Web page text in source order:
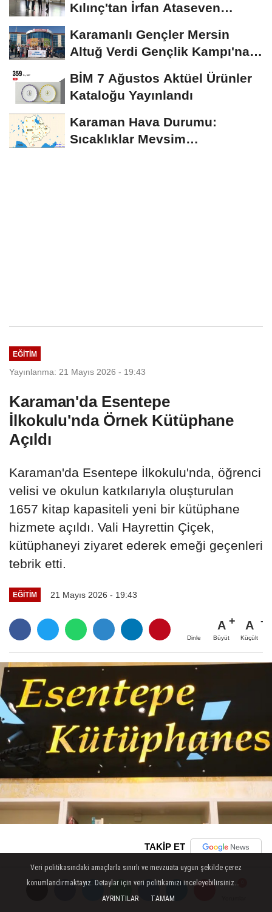
Kılınç'tan İrfan Ataseven
Karamanlı Gençler Mersin
Altuğ Verdi Gençlik Kampı'na
Uğurlandı
BİM 7 Ağustos Aktüel Ürünler
Kataloğu Yayınlandı
Karaman Hava Durumu:
Sıcaklıklar Mevsim
EĞITIM
Yayınlanma: 21 Mayıs 2026 - 19:43
Karaman'da Esentepe
İlkokulu'nda Örnek Kütüphane
Açıldı
Karaman'da Esentepe İlkokulu'nda, öğrenci
velisi ve okulun katkılarıyla oluşturulan
1657 kitap kapasiteli yeni bir kütüphane
hizmete açıldı. Vali Hayrettin Çiçek,
kütüphaneyi ziyaret ederek emeği geçenleri
tebrik etti.
EĞITIM 21 Mayıs 2026 - 19:43
Dinle
A
Büyüt
A
Küçült
TAKİP ET
Veri politikasındaki amaçlarla sınırlı ve mevzuata uygun şekilde çerez
konumlandırmaktayız. Detaylar için veri politikamızı inceleyebilirsiniz...
AYRINTILAR
TAMAM